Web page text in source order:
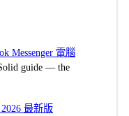
Messenger 電腦
guide — the
最新版